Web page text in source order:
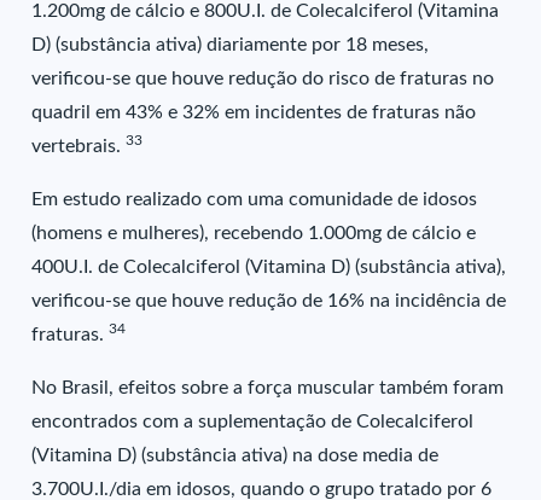
1.200mg de cálcio e 800U.I. de Colecalciferol (Vitamina
D) (substância ativa) diariamente por 18 meses,
verificou-se que houve redução do risco de fraturas no
quadril em 43% e 32% em incidentes de fraturas não
vertebrais.33
Em estudo realizado com uma comunidade de idosos
(homens e mulheres), recebendo 1.000mg de cálcio e
400U.I. de Colecalciferol (Vitamina D) (substância ativa),
verificou-se que houve redução de 16% na incidência de
fraturas.34
No Brasil, efeitos sobre a força muscular também foram
encontrados com a suplementação de Colecalciferol
(Vitamina D) (substância ativa) na dose media de
3.700U.I./dia em idosos, quando o grupo tratado por 6